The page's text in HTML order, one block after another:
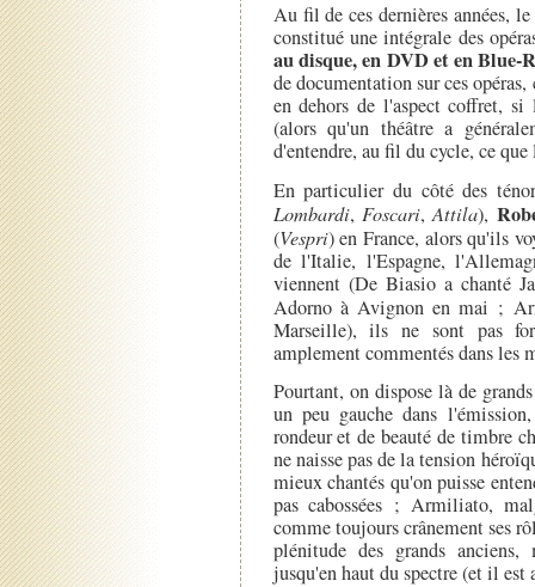
Au fil de ces dernières années,
constitué une intégrale des
au disque, en DVD et en Blue-
de documentation sur ces
en dehors de l'aspect coffret,
(alors qu'un théâtre a
d'entendre, au fil du cycle, ce
En particulier du côté des
Lombardi,Foscari,Attila),
(Vespri) en France, alors qu'ils
de l'Italie, l'Espagne,
viennent (De Biasio a chanté
Adorno à Avignon en mai ;
Marseille), ils ne sont pas
amplement commentés dans
Pourtant, on dispose là de
un peu gauche dans
rondeur et de beauté de timbre
ne naisse pas de la tension
mieux chantés qu'on puisse
pas cabossées ; Armiliato,
comme toujours crânement ses
plénitude des grands
jusqu'en haut du spectre (et il est